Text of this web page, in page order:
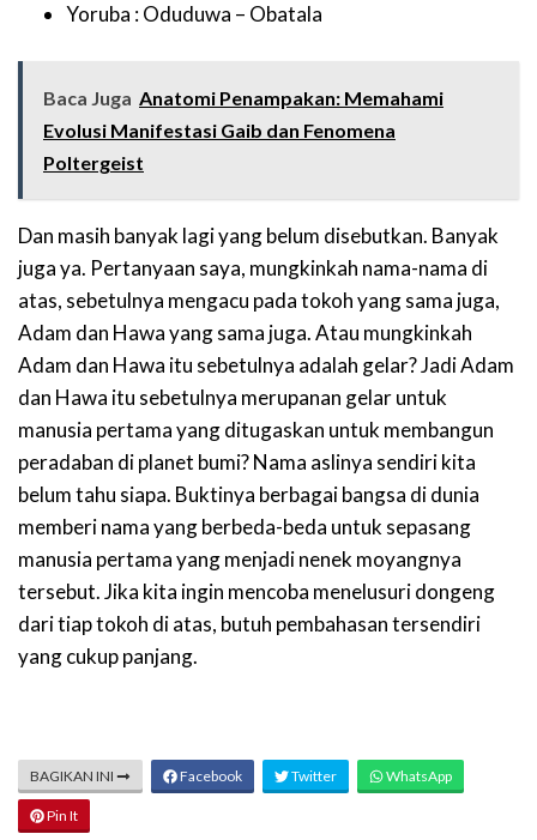
Yoruba : Oduduwa – Obatala
Baca Juga Anatomi Penampakan: Memahami
Evolusi Manifestasi Gaib dan Fenomena
Poltergeist
Dan masih banyak lagi yang belum disebutkan. Banyak
juga ya. Pertanyaan saya, mungkinkah nama-nama di
atas, sebetulnya mengacu pada tokoh yang sama juga,
Adam dan Hawa yang sama juga. Atau mungkinkah
Adam dan Hawa itu sebetulnya adalah gelar? Jadi Adam
dan Hawa itu sebetulnya merupanan gelar untuk
manusia pertama yang ditugaskan untuk membangun
peradaban di planet bumi? Nama aslinya sendiri kita
belum tahu siapa. Buktinya berbagai bangsa di dunia
memberi nama yang berbeda-beda untuk sepasang
manusia pertama yang menjadi nenek moyangnya
tersebut. Jika kita ingin mencoba menelusuri dongeng
dari tiap tokoh di atas, butuh pembahasan tersendiri
yang cukup panjang.
BAGIKAN INI Facebook Twitter WhatsApp
Pin It